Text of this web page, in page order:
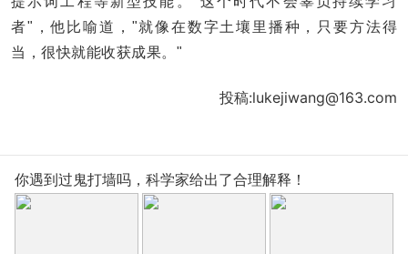
者"，他比喻道，"就像在数字土壤里播种，只要方法得
当，很快就能收获成果。"
投稿:lukejiwang@163.com
你遇到过鬼打墙吗，科学家给出了合理解释！